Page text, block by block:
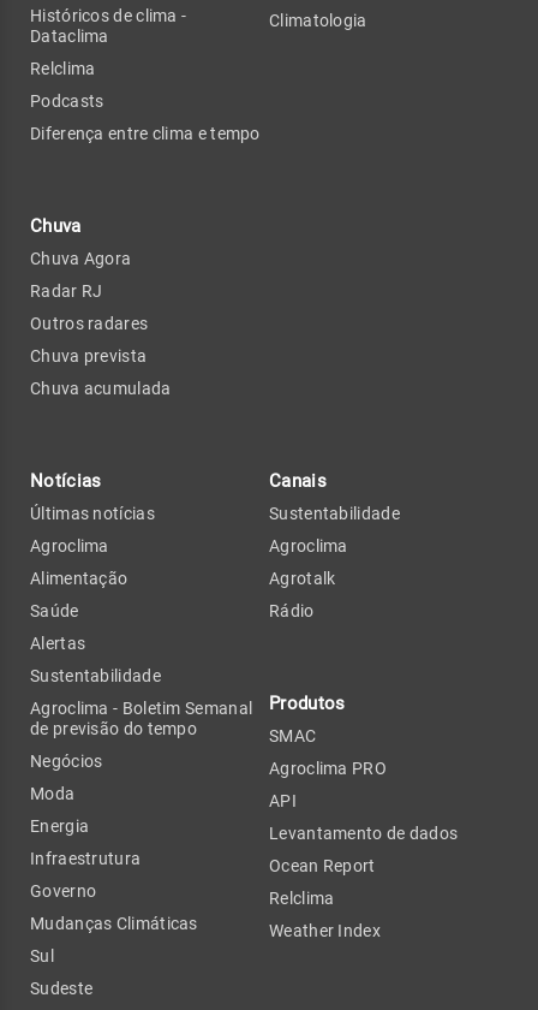
Históricos de clima -
Dataclima
Relclima
Podcasts
Diferença entre clima e tempo
Chuva
Chuva Agora
Radar RJ
Outros radares
Chuva prevista
Chuva acumulada
Climatologia
Notícias
Últimas notícias
Agroclima
Alimentação
Saúde
Alertas
Sustentabilidade
Agroclima - Boletim Semanal
de previsão do tempo
Negócios
Moda
Energia
Infraestrutura
Governo
Mudanças Climáticas
Sul
Sudeste
Canais
Sustentabilidade
Agroclima
Agrotalk
Rádio
Produtos
SMAC
Agroclima PRO
API
Levantamento de dados
Ocean Report
Relclima
Weather Index